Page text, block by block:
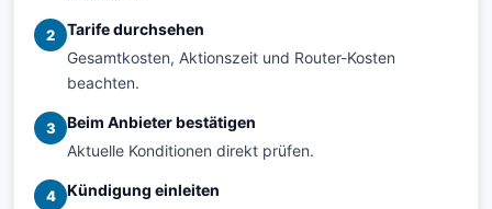
2
Tarife durchsehen
Gesamtkosten, Aktionszeit und Router-Kosten
beachten.
3
Beim Anbieter bestätigen
Aktuelle Konditionen direkt prüfen.
4
Kündigung einleiten